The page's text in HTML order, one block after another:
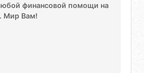
финансовой помощи на
Мир Вам!